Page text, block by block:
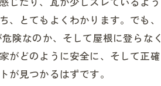
、とてもよくわかります。でも
険なのか、そして屋根に登らな
どのように安全に、そして正
が見つかるはずです。